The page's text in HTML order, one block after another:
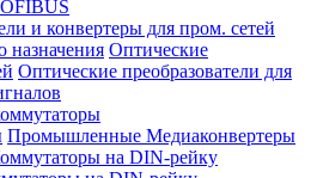
и конвертеры для пром. сетей
назначения Оптические
Оптические преобразователи для
Промышленные Медиаконвертеры
на DIN-рейку